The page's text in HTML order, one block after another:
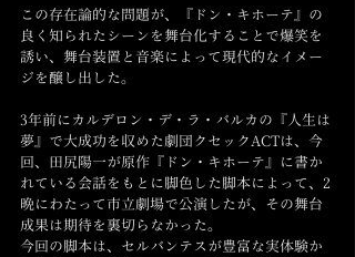
この存在論的な問題が、『ドン・キホーテ』の
良く知られたシーンを舞台化することで爆笑を
誘い、舞台装置と音楽によって現代的なイメー
ジを醸し出した。
3年前にカルデロン・デ・ラ・バルカの『人生は
夢』で大成功を収めた劇団クセックACTは、今
回、田尻陽一が原作『ドン・キホーテ』に書か
れている会話をもとに脚色した脚本によって、2
晩にわたって市立劇場で公演したが、その舞台
成果は期待を裏切らなかった。
今回の脚本は、セルバンテスが豊富な実体験か